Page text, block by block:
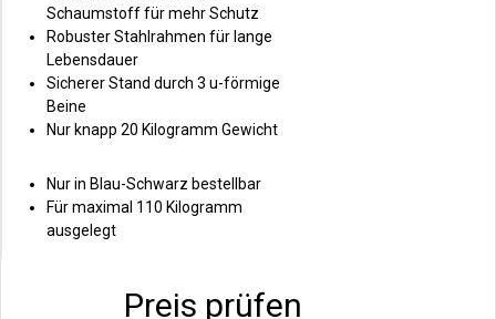
Schaumstoff für mehr Schutz
Robuster Stahlrahmen für lange
Lebensdauer
Sicherer Stand durch 3 u-förmige
Beine
Nur knapp 20 Kilogramm Gewicht
Nur in Blau-Schwarz bestellbar
Für maximal 110 Kilogramm
ausgelegt
Preis prüfen